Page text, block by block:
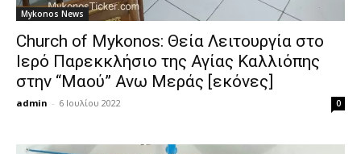
Mykonos News
Church of Mykonos: Θεία Λειτουργία στο
Ιερό Παρεκκλήσιο της Αγίας Καλλιόπης
στην “Μαού” Ανω Μεράς [εκόνες]
admin - 6 Ιουλίου 2022 0